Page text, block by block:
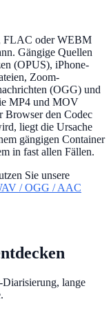
FLAC oder WEBM
Gängige Quellen
(OPUS), iPhone-
Zoom-
(OGG) und
MP4 und MOV
Browser den Codec
liegt die Ursache
gängigen Container
in fast allen Fällen.
Sie unsere
/ OGG / AAC
lange